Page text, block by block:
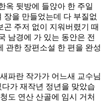
옥 뒷방에 들앉아 한 주일
장을 만들었는데 다 부질없
곤 주저 없이 지워버렸기 때
남경에 가 있는 동안은 전
관한 장편소설 한 편을 완성
파란 작가가 어느새 교수님
가 재작년 정년을 맞았습
도 연산 산골에 임시 거처